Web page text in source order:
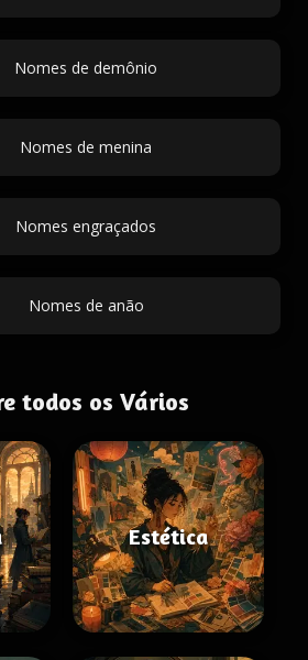
Nomes de demônio
Nomes de menina
Nomes engraçados
Nomes de anão
todos os Vários
Estética